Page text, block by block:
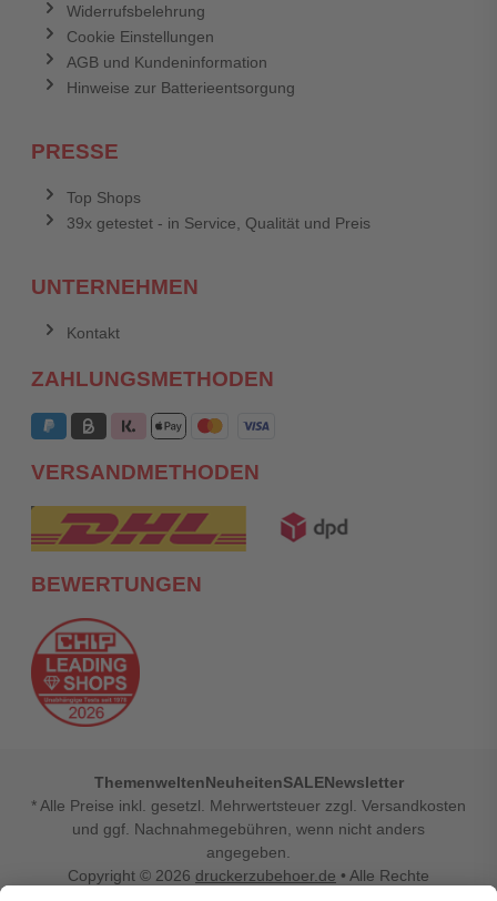
Widerrufsbelehrung
Cookie Einstellungen
AGB und Kundeninformation
Hinweise zur Batterieentsorgung
PRESSE
Top Shops
39x getestet - in Service, Qualität und Preis
UNTERNEHMEN
Kontakt
ZAHLUNGSMETHODEN
VERSANDMETHODEN
BEWERTUNGEN
ThemenweltenNeuheitenSALENewsletter
* Alle Preise inkl. gesetzl. Mehrwertsteuer zzgl. Versandkosten
und ggf. Nachnahmegebühren, wenn nicht anders
angegeben.
Copyright © 2026 druckerzubehoer.de • Alle Rechte